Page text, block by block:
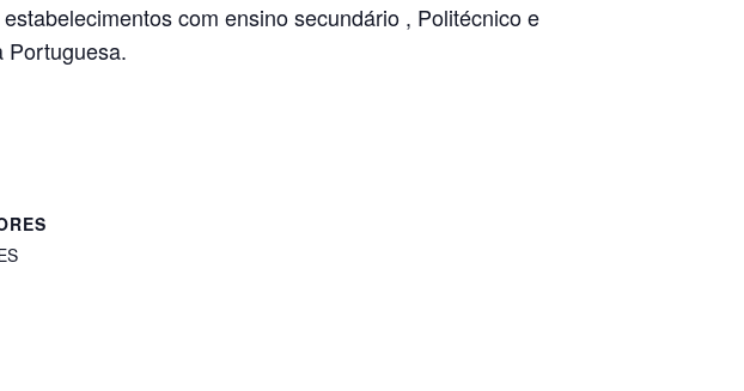
com ensino secundário , Politécnico e
Portuguesa.